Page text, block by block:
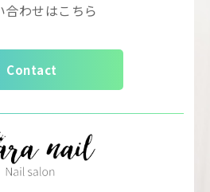
合わせはこちら
Contact